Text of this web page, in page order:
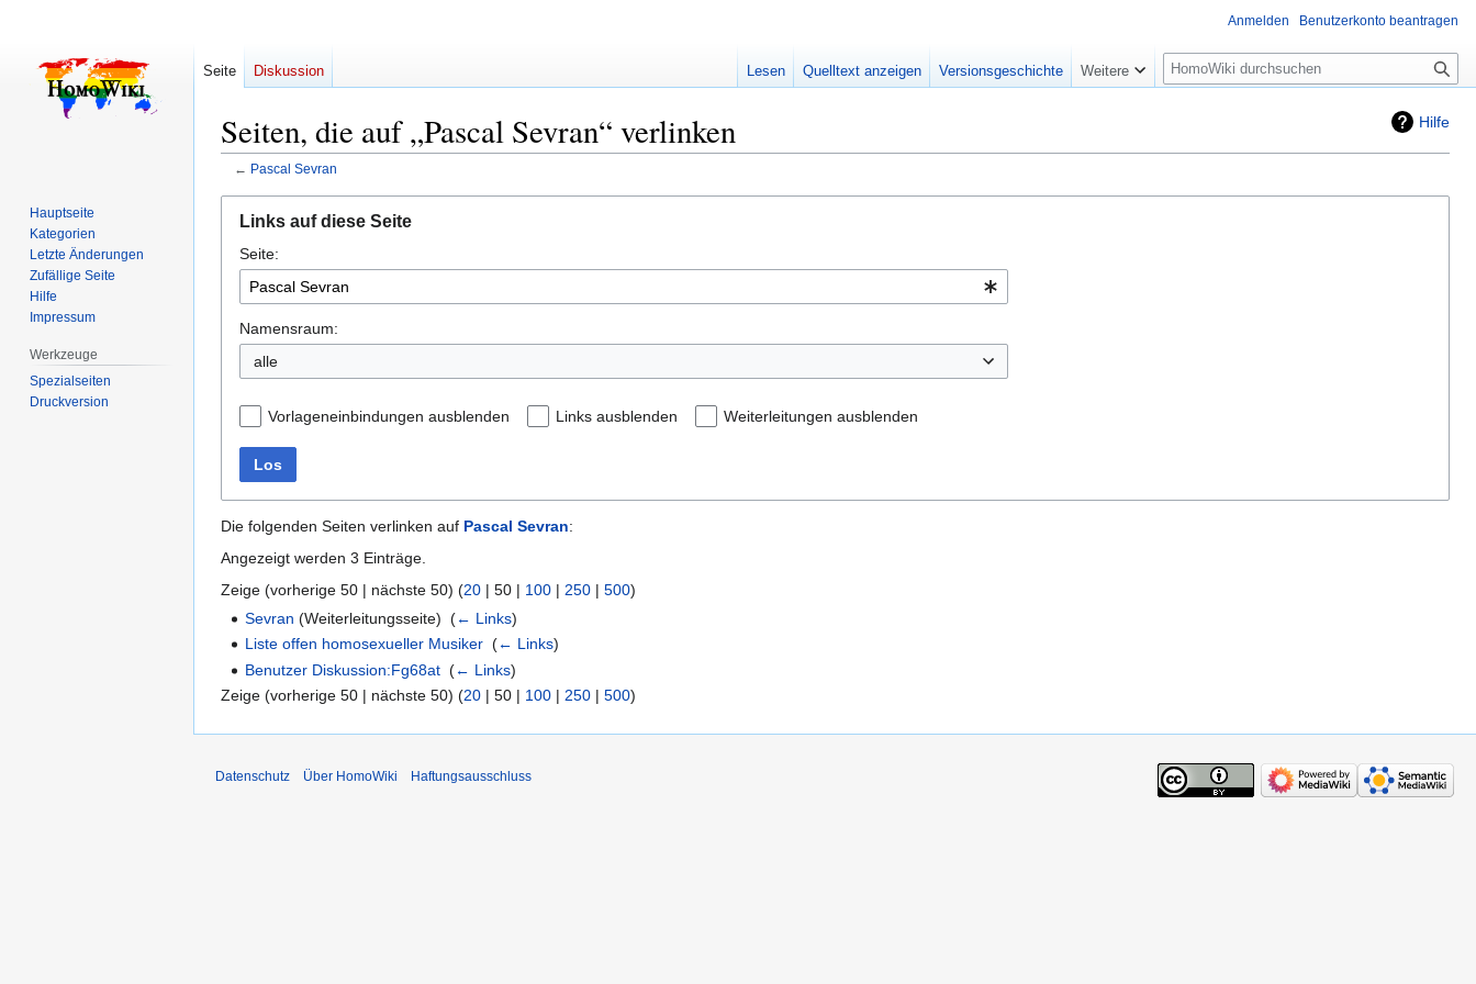
Hilfe
Seiten, die auf „Pascal Sevran“ verlinken
← Pascal Sevran
Navigation
springen
Suche
springen
Links auf diese Seite
Seite:
Namensraum:
alle
Vorlageneinbindungen ausblenden Links ausblenden Weiterleitungen ausblenden
Los
Die folgenden Seiten verlinken auf Pascal Sevran:
Angezeigt werden 3 Einträge.
Zeige (vorherige 50 | nächste 50) (20 | 50 | 100 | 250 | 500)
Sevran (Weiterleitungsseite) ‎(← Links)
Liste offen homosexueller Musiker ‎(← Links)
Benutzer Diskussion:Fg68at ‎(← Links)
Zeige (vorherige 50 | nächste 50) (20 | 50 | 100 | 250 | 500)
Anmelden Benutzerkonto beantragen
Seite Diskussion Lesen Quelltext anzeigen Versionsgeschichte Weitere
Suche
Hauptseite
Kategorien
Letzte Änderungen
Zufällige Seite
Hilfe
Impressum
Werkzeuge
Spezialseiten
Druckversion
Datenschutz Über HomoWiki Haftungsausschluss